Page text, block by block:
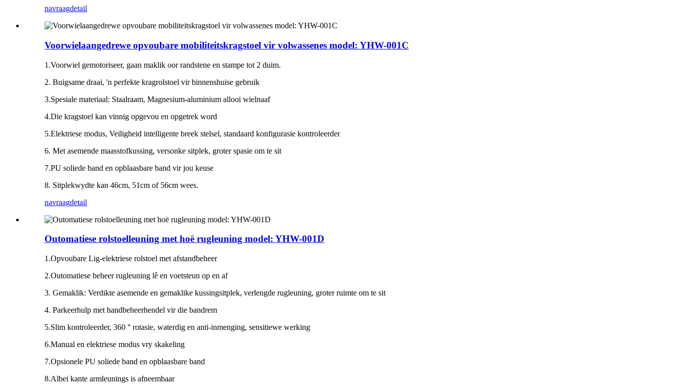
navraagdetail
Voorwielaangedrewe opvoubare mobiliteitskragstoel vir volwassenes model: YHW-001C
1.Voorwiel gemotoriseer, gaan maklik oor randstene en stampe tot 2 duim.
2. Buigsame draai, 'n perfekte kragrolstoel vir binnenshuise gebruik
3.Spesiale materiaal: Staalraam, Magnesium-aluminium allooi wielnaaf
4.Die kragstoel kan vinnig opgevou en opgetrek word
5.Elektriese modus, Veiligheid intelligente breek stelsel, standaard konfigurasie kontroleerder
6. Met asemende maasstofkussing, versonke sitplek, groter spasie om te sit
7.PU soliede band en opblaasbare band vir jou keuse
8. Sitplekwydte kan 46cm, 51cm of 56cm wees.
navraagdetail
Outomatiese rolstoelleuning met hoë rugleuning model: YHW-001D
1.Opvoubare Lig-elektriese rolstoel met afstandbeheer
2.Outomatiese beheer rugleuning lê en voetsteun op en af
3. Gemaklik: Verdikte asemende en gemaklike kussingsitplek, verlengde rugleuning, groter ruimte om te sit
4. Parkeerhulp met handbeheerhendel vir die bandrem
5.Slim kontroleerder, 360 ° rotasie, waterdig en anti-inmenging, sensitiewe werking
6.Manual en elektriese modus vry skakeling
7.Opsionele PU soliede band en opblaasbare band
8.Albei kante armleunings is afneembaar